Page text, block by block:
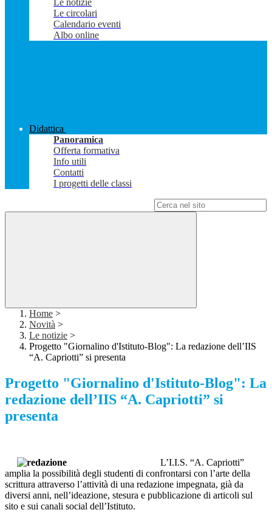
Le notizie
Le circolari
Calendario eventi
Albo online
Didattica
Panoramica
Offerta formativa
Info utili
Contatti
I progetti delle classi
Home >
Novità >
Le notizie >
Progetto "Giornalino d'Istituto-Blog": La redazione dell’IIS
“A. Capriotti” si presenta
Progetto "Giornalino d'Istituto-Blog": La
redazione dell’IIS “A. Capriotti” si
presenta
L’I.I.S. “A. Capriotti”
amplia la possibilità degli studenti di confrontarsi con l’arte della
scrittura attraverso l’attività di una redazione impegnata, già da
diversi anni, nell’ideazione, stesura e pubblicazione di articoli sul
sito e sui canali social dell’Istituto.